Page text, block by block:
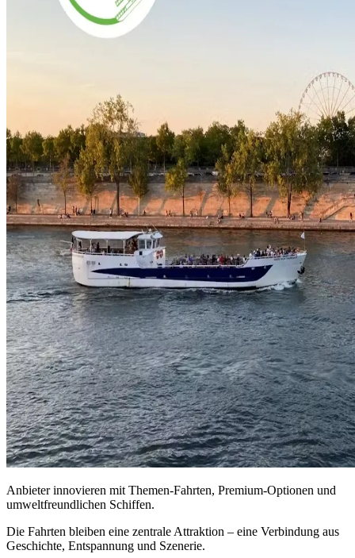
Anbieter innovieren mit Themen-Fahrten, Premium-Optionen und
umweltfreundlichen Schiffen.
Die Fahrten bleiben eine zentrale Attraktion – eine Verbindung aus
Geschichte, Entspannung und Szenerie.